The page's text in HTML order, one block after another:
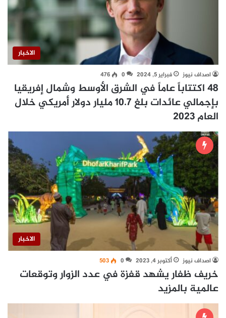
الاخبار
اصداف نيوز فبراير 5, 2024 0
476
48 اكتتاباً عاماً في الشرق الأوسط وشمال إفريقيا
بإجمالي عائدات بلغ 10.7 مليار دولار أمريكي خلال
العام 2023
الاخبار
اصداف نيوز أكتوبر 4, 2023 0
503
خريف ظفار يشهد قفزة في عدد الزوار وتوقعات
عالمية بالمزيد